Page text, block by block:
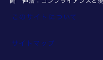
このサイトについて
サイトマップ